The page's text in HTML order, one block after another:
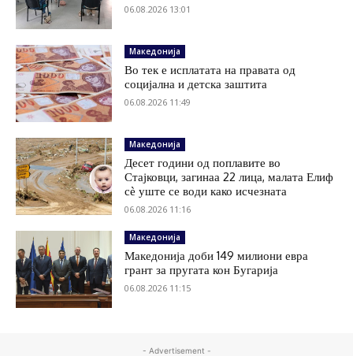
06.08.2026 13:01
Македонија
Во тек е исплатата на правата од
социјална и детска заштита
06.08.2026 11:49
Македонија
Десет години од поплавите во
Стајковци, загинаа 22 лица, малата Елиф
сѐ уште се води како исчезната
06.08.2026 11:16
Македонија
Македонија доби 149 милиони евра
грант за пругата кон Бугарија
06.08.2026 11:15
- Advertisement -